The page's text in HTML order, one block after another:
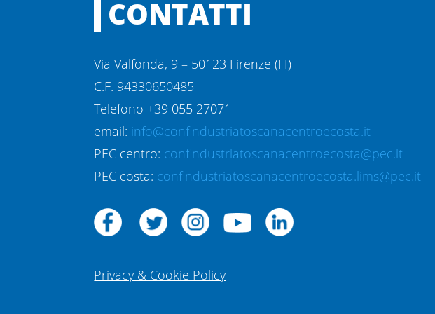
CONTATTI
Via Valfonda, 9 – 50123 Firenze (FI)
C.F. 94330650485
Telefono +39 055 27071
email: info@confindustriatoscanacentroecosta.it
PEC centro: confindustriatoscanacentroecosta@pec.it
PEC costa: confindustriatoscanacentroecosta.lims@pec.it
Privacy & Cookie Policy